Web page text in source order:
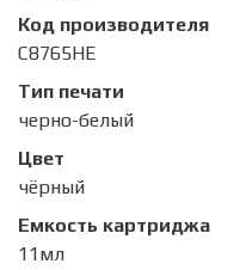
Код производителя
C8765HE
Тип печати
черно-белый
Цвет
чёрный
Емкость картриджа
11мл